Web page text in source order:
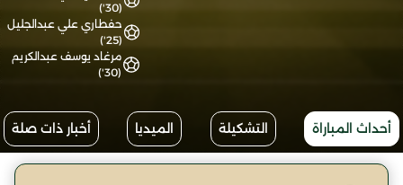
(30')
حفطاري علي عبدالجليل
(25')
مرغاد يوسف عبدالكريم
(30')
أحداث المباراة التشكيلة الميديا أخبار ذات صلة